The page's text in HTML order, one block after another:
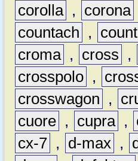
corolla , corona
countach
,
croma , cross ,
crosspolo ,
crosswagon
,
cuore , cupra ,
cx-7 , d-max ,